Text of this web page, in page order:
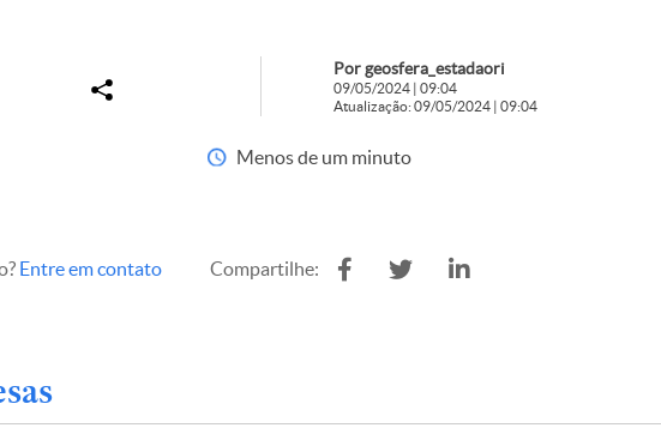
Por geosfera_estadaori
09/05/2024 | 09:04
Atualização: 09/05/2024 | 09:04
Menos de um minuto
Entre em contato Compartilhe: